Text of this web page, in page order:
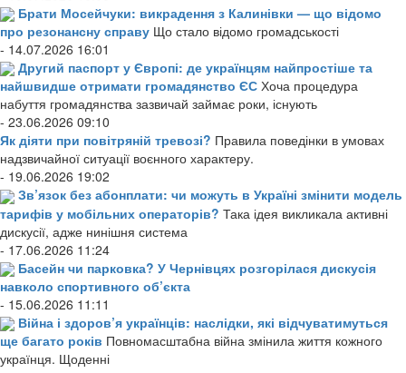
Брати Мосейчуки: викрадення з Калинівки — що відомо
про резонансну справу Що стало відомо громадськості
- 14.07.2026 16:01
Другий паспорт у Європі: де українцям найпростіше та
найшвидше отримати громадянство ЄС Хоча процедура
набуття громадянства зазвичай займає роки, існують
- 23.06.2026 09:10
Як діяти при повітряній тревозі? Правила поведінки в умовах
надзвичайної ситуації воєнного характеру.
- 19.06.2026 19:02
Зв’язок без абонплати: чи можуть в Україні змінити модель
тарифів у мобільних операторів? Така ідея викликала активні
дискусії, адже нинішня система
- 17.06.2026 11:24
Басейн чи парковка? У Чернівцях розгорілася дискусія
навколо спортивного об’єкта
- 15.06.2026 11:11
Війна і здоров’я українців: наслідки, які відчуватимуться
ще багато років Повномасштабна війна змінила життя кожного
українця. Щоденні